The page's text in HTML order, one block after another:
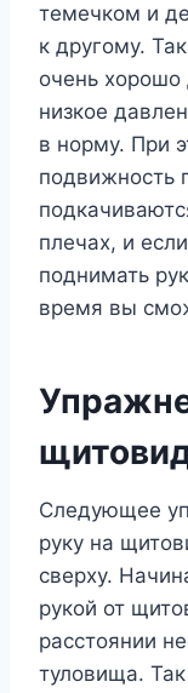
темечком и
к другому.
очень хорошо
низкое
в норму. При
подвижность
плечах, и
поднимать
время вы
Следующее
руку на
сверху.
рукой от
расстоянии
туловища.